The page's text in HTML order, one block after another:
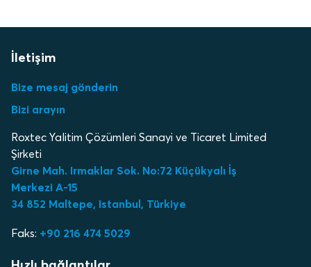
İletişim
Bize mesaj gönderin
Bizi arayın
Roxtec Yalitim Çözümleri Sanayi ve Ticaret Limited
Şirketi
Girne Mah. Irmaklar Sok. No:72 Küçükyalı İş
Merkezi A-15
34 852 Maltepe, Istanbul, Türkiye
Faks: +90 216 474 5029